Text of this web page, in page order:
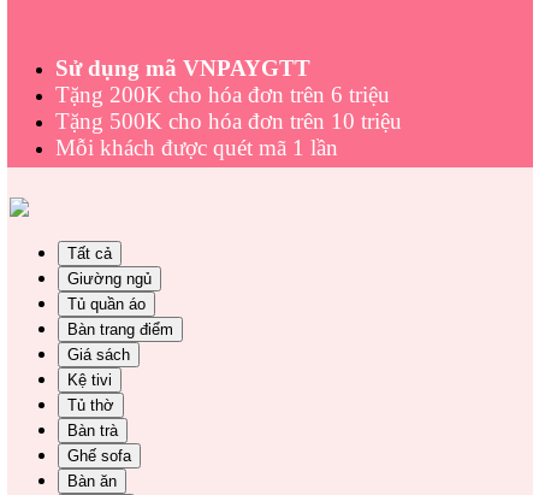
Sử dụng mã VNPAYGTT
Tặng 200K cho hóa đơn trên 6 triệu
Tặng 500K cho hóa đơn trên 10 triệu
Mỗi khách được quét mã 1 lần
Tất cả
Giường ngủ
Tủ quần áo
Bàn trang điểm
Giá sách
Kệ tivi
Tủ thờ
Bàn trà
Ghế sofa
Bàn ăn